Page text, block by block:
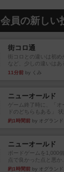
会員の新しい
街コロ通
街コロとの違いは初め
など、少しの違いはあ
11分前 by くみ
ニューオールド
ゲーム終了時に、「
ドのどちらもある」 状
約1時間前 by オグラン
ニューオールド
ボードゲームを1,000
点で良かった点と悪か...
約1時間前 by オグラン